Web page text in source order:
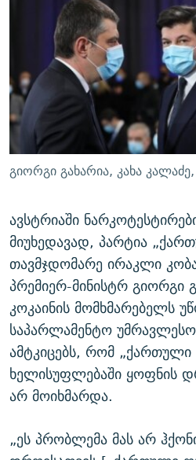
ᲛᲝᲚᲐᲞᲐᲠᲐᲙᲔ ᲢᲔᲥᲡᲢᲔᲑᲘ
ᲨᲘᲜ - ᲣᲪᲮᲝᲔᲗᲨᲘ
ᲚᲘᲢᲔᲠᲐᲢᲣᲠᲣᲚᲘ ᲬᲐᲮᲜᲐᲒᲔᲑᲘ
ᲐᲛᲔᲠᲘᲙᲣᲚᲘ ᲛᲝᲗᲮᲠᲝᲑᲐ
ᲘᲛᲞᲔᲠᲘᲐ ᲓᲐ ᲠᲐᲓᲘᲝ
ᲩᲔᲛᲘ ᲡᲘᲙᲕᲓᲘᲚᲘᲡ ᲛᲘᲖᲔᲖᲘᲐ
11 ᲬᲔᲚᲘ - 11 ᲐᲛᲑᲐᲕᲘ
ᲡᲐᲞᲐᲠᲚᲐᲛᲔᲜᲢᲝ ᲐᲠᲩᲔᲕᲜᲔᲑᲘᲡ
ᲑᲐᲕᲨᲕᲔᲑᲘ ᲞᲠᲝᲡᲢᲘᲢᲣᲪᲘᲐᲨᲘ -
5 ᲐᲛᲑᲐᲕᲘ - 20 ᲘᲕᲜᲘᲡᲡ
ᲐᲒᲕᲘᲡᲢᲝᲡ ᲝᲛᲘ
ПРИВЕТ ᲙᲣᲚᲢᲣᲠᲐ
ᲒᲐᲛᲝᲘᲬᲔᲠᲔ
რთე/რთ-ის ყველა საიტი
გიორგი გახარია, კახა
ავსტრიაში
მიუხედავად, პარტია
თავმჯდომარე ირაკლი
პრემიერ-მინისტრ გიორგი
კოკაინის მომხმარებელს
საპარლამენტო
ამტკიცებს, რომ „ქართული
ხელისუფლებაში ყოფნის
არ მოიხმარდა.
„ეს პრობლემა მას არ